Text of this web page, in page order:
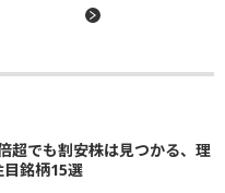
超でも割安株は見つかる、理
銘柄15選